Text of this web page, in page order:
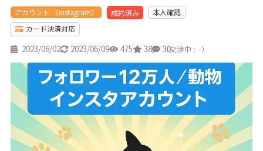
アカウント （Instagram） 成約済み
本人確認
カード決済対応
2023/06/02 2023/06/09 475 38 30
（交渉中 : - ）